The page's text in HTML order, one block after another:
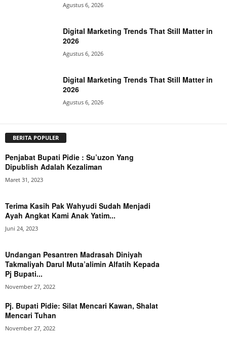
Agustus 6, 2026
Digital Marketing Trends That Still Matter in
2026
Agustus 6, 2026
Digital Marketing Trends That Still Matter in
2026
Agustus 6, 2026
BERITA POPULER
Penjabat Bupati Pidie : Su’uzon Yang
Dipublish Adalah Kezaliman
Maret 31, 2023
Terima Kasih Pak Wahyudi Sudah Menjadi
Ayah Angkat Kami Anak Yatim...
Juni 24, 2023
Undangan Pesantren Madrasah Diniyah
Takmaliyah Darul Muta’alimin Alfatih Kepada
Pj Bupati...
November 27, 2022
Pj. Bupati Pidie: Silat Mencari Kawan, Shalat
Mencari Tuhan
November 27, 2022